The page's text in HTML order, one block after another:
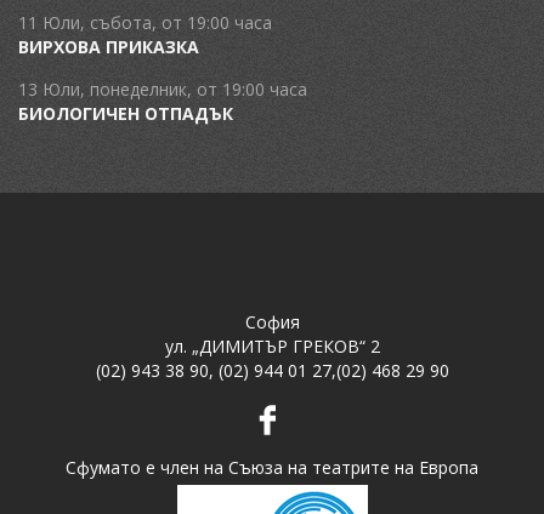
11 Юли, събота, от 19:00 часа
ВИРХОВА ПРИКАЗКА
13 Юли, понеделник, от 19:00 часа
БИОЛОГИЧЕН ОТПАДЪК
София
ул. „ДИМИТЪР ГРЕКОВ“ 2
(02) 943 38 90, (02) 944 01 27,(02) 468 29 90
Сфумато е член на Съюза на театрите на Европа